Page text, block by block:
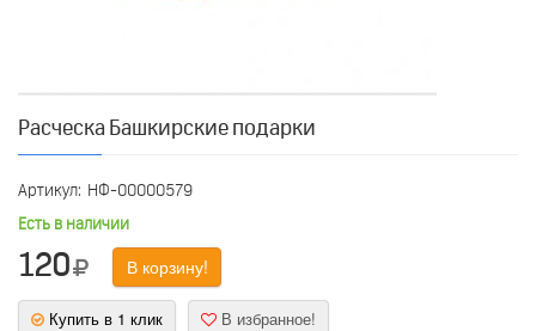
Расческа Башкирские подарки
Артикул: НФ-00000579
Есть в наличии
120 В корзину!
Купить в 1 клик В избранное!